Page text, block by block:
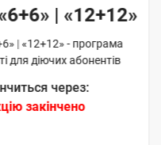
| «12+12»
| «12+12» - програма
для діючих абонентів
через:
закінчено